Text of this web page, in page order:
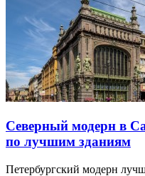
Северный модерн в
по лучшим зданиям
Петербургский модерн